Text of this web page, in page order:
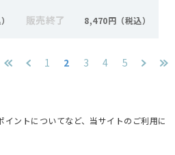
販売終了 8,470円
1 2 3 4 5
ントについてなど、当サイトのご利用に